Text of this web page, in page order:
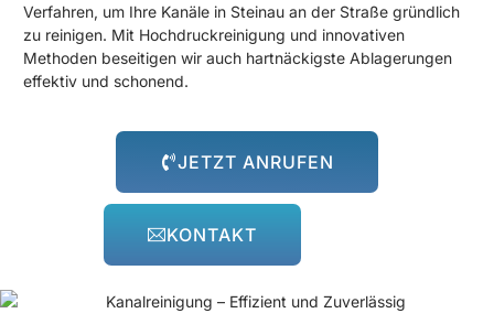
Verfahren, um Ihre Kanäle in Steinau an der Straße gründlich
zu reinigen. Mit Hochdruckreinigung und innovativen
Methoden beseitigen wir auch hartnäckigste Ablagerungen
effektiv und schonend.
JETZT ANRUFEN
KONTAKT